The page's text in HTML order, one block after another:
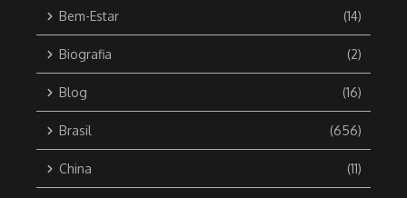
Bem-Estar (14)
Biografia (2)
Blog (16)
Brasil (656)
China (11)